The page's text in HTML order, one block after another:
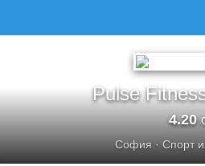
Pulse
4.20
София· Спорт